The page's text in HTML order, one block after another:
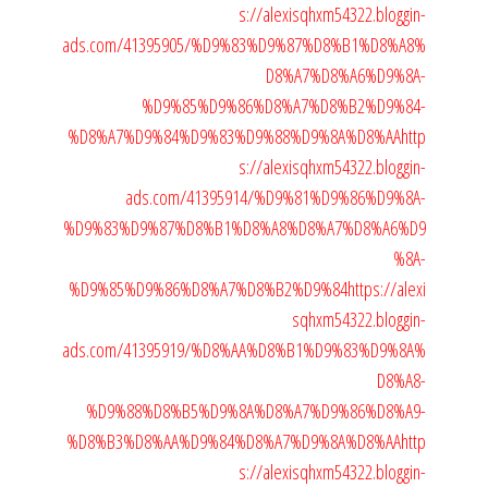
s://alexisqhxm54322.bloggin-
ads.com/41395905/%D9%83%D9%87%D8%B1%D8%A8%
D8%A7%D8%A6%D9%8A-
%D9%85%D9%86%D8%A7%D8%B2%D9%84-
%D8%A7%D9%84%D9%83%D9%88%D9%8A%D8%AAhttp
s://alexisqhxm54322.bloggin-
ads.com/41395914/%D9%81%D9%86%D9%8A-
%D9%83%D9%87%D8%B1%D8%A8%D8%A7%D8%A6%D9
%8A-
%D9%85%D9%86%D8%A7%D8%B2%D9%84https://alexi
sqhxm54322.bloggin-
ads.com/41395919/%D8%AA%D8%B1%D9%83%D9%8A%
D8%A8-
%D9%88%D8%B5%D9%8A%D8%A7%D9%86%D8%A9-
%D8%B3%D8%AA%D9%84%D8%A7%D9%8A%D8%AAhttp
s://alexisqhxm54322.bloggin-